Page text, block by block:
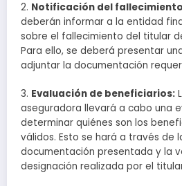
2. Notificación del
deberán informar a la entidad
sobre el fallecimiento del titular
Para ello, se deberá presentar
adjuntar la documentación
3. Evaluación de beneficiarios:
aseguradora llevará a cabo una
determinar quiénes son los
válidos. Esto se hará a través de
documentación presentada y la
designación realizada por el